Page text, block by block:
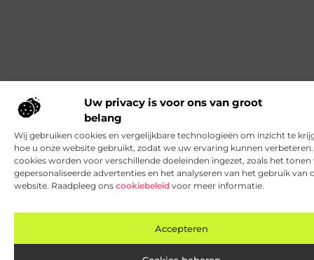
Uw privacy is voor ons van groot
belang
Wij gebruiken cookies en vergelijkbare technologieën om inzicht te
hoe u onze website gebruikt, zodat we uw ervaring kunnen verbeteren.
cookies worden voor verschillende doeleinden ingezet, zoals het tonen
gepersonaliseerde advertenties en het analyseren van het gebruik van
website. Raadpleeg ons cookiebeleid voor meer informatie.
Accepteren